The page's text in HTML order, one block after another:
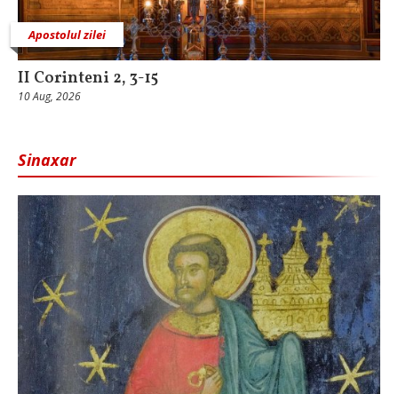
Apostolul zilei
II Corinteni 2, 3-15
10 Aug, 2026
Sinaxar